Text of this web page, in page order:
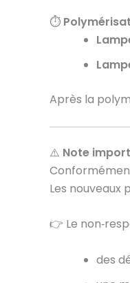
⏱
Après la
⚠️ Note
Les
👉 Le
des